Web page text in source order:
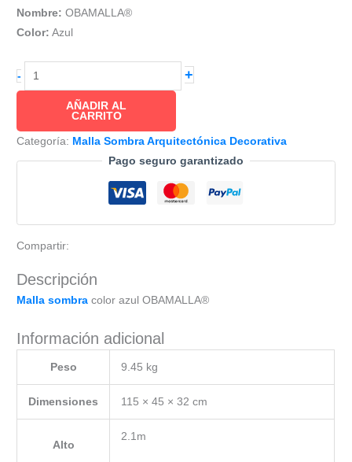
Nombre: OBAMALLA®
Color: Azul
-
OBAMALLA®
malla
color
azul
+
AÑADIR AL
CARRITO
Categoría: Malla Sombra Arquitectónica Decorativa
Pago seguro garantizado
Compartir:
Descripción
Malla sombra color azul OBAMALLA®
Información adicional
Peso 9.45 kg
Dimensiones 115 × 45 × 32 cm
Alto
2.1m